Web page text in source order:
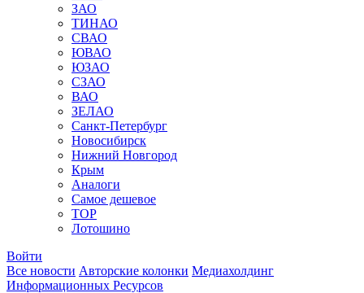
ЗАО
ТИНАО
СВАО
ЮВАО
ЮЗАО
СЗАО
ВАО
ЗЕЛАО
Санкт-Петербург
Новосибирск
Нижний Новгород
Крым
Аналоги
Самое дешевое
TOP
Лотошино
Войти
Все новости Авторские колонки Медиахолдинг
Информационных Ресурсов